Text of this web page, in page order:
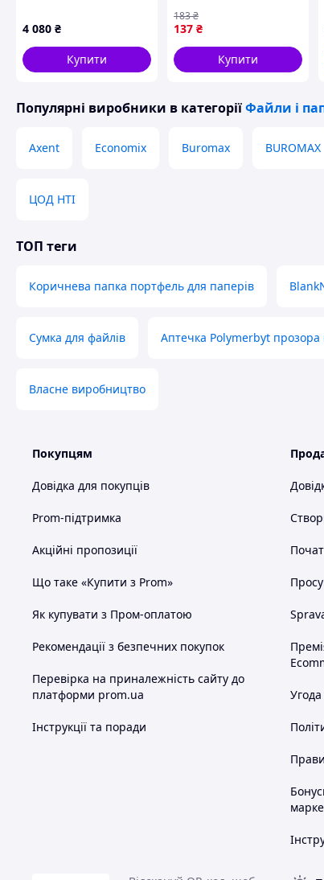
паспортів 8710E769C
4 080 ₴
Купити
137 ₴
183₴
Купити
Популярні виробники в категоріїФайли і
Axent Economix Buromax BUROMAX
ЦОД НТІ
ТОП теги
Коричнева папка портфель для паперів
Сумка для файлів Аптечка Polymerbyt прозора
Власне виробництво
Покупцям
Довідка для покупців
Prom-підтримка
Акційні пропозиції
Що таке «Купити з Prom»
Як купувати з Пром-оплатою
Рекомендації з безпечних покупок
Перевірка на приналежність сайту до
платформи prom.ua
Інструкції та поради